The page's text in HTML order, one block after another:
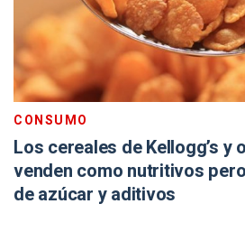
CONSUMO
Los cereales de Kellogg’s y
venden como nutritivos
de azúcar y aditivos